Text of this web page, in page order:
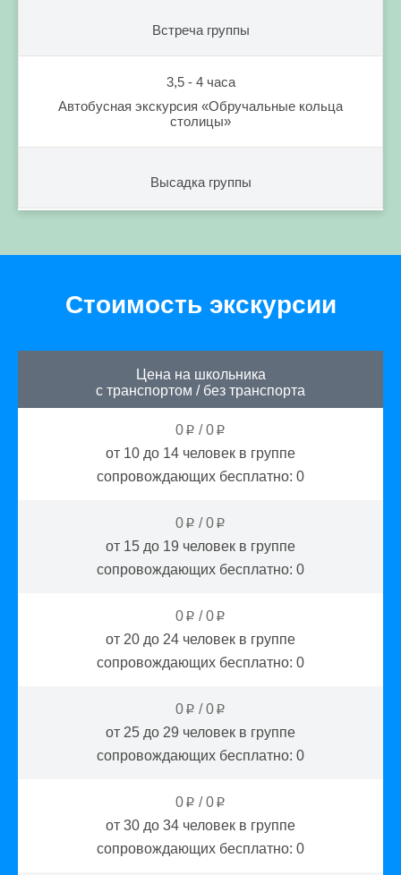
Встреча группы
3,5 - 4 часа
Автобусная экскурсия «Обручальные кольца
столицы»
Высадка группы
Стоимость экскурсии
Цена на школьника
с транспортом / без транспорта
0 p /0 p
от 10 до 14 человек в группе
сопровождающих бесплатно: 0
0 p /0 p
от 15 до 19 человек в группе
сопровождающих бесплатно: 0
0 p /0 p
от 20 до 24 человек в группе
сопровождающих бесплатно: 0
0 p /0 p
от 25 до 29 человек в группе
сопровождающих бесплатно: 0
0 p /0 p
от 30 до 34 человек в группе
сопровождающих бесплатно: 0